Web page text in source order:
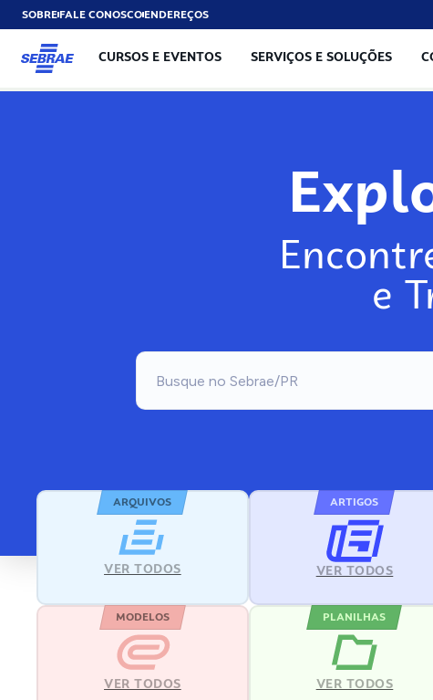
SOBREFALE CONOSCOENDEREÇOS
CURSOS E EVENTOS SERVIÇOS E SOLUÇÕES
e
ARQUIVOS
VER TODOS
ARTIGOS
VER TODOS
MODELOS
VER TODOS
PLANILHAS
VER TODOS